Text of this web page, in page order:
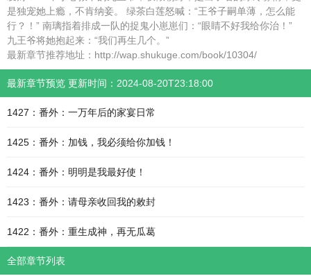
是独宠她上瘾，不肯纳妾。 绿茶白莲怒喊：“王爷子嗣单薄，怎么能
行？！” 南璃指着排成一队的捉鬼小崽崽们：“眼睛不好我给你治！”
九王爷将她抱起来：“我们再生几个。”
最新章节推荐地址：http://wap.shukuge.com/book/10304/
最新章节预览 更新时间：2024-08-20T23:18:00
1427：番外：一万年后的家宴日常
1425：番外：加钱，我必须给你加钱！
1424：番外：明明是我最好使！
1423：番外：请母亲收回我的敕封
1422：番外：重生成神，再无瓜葛
全部章节列表